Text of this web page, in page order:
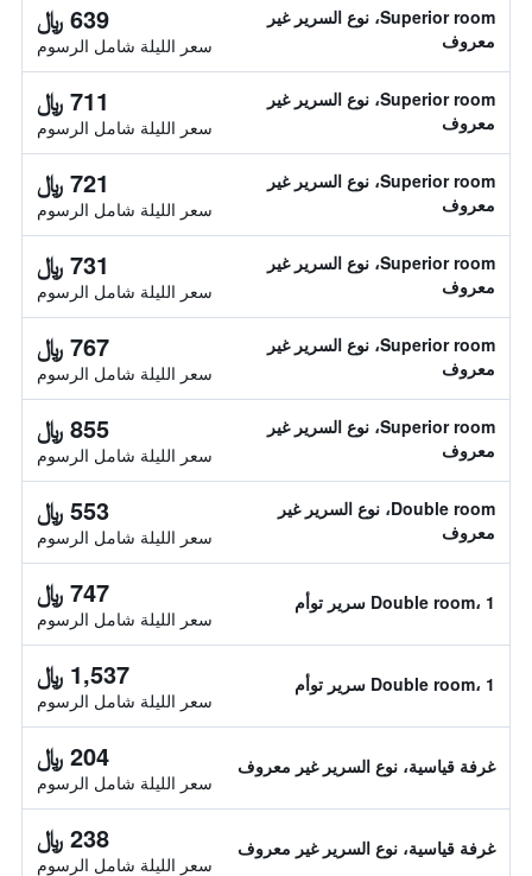
Superior room، نوع السرير غير
معروف
639 ﷼
سعر الليلة شامل الرسوم
Superior room، نوع السرير غير
معروف
711 ﷼
سعر الليلة شامل الرسوم
Superior room، نوع السرير غير
معروف
721 ﷼
سعر الليلة شامل الرسوم
Superior room، نوع السرير غير
معروف
731 ﷼
سعر الليلة شامل الرسوم
Superior room، نوع السرير غير
معروف
767 ﷼
سعر الليلة شامل الرسوم
Superior room، نوع السرير غير
معروف
855 ﷼
سعر الليلة شامل الرسوم
Double room، نوع السرير غير
معروف
553 ﷼
سعر الليلة شامل الرسوم
Double room، 1 سرير توأم 747 ﷼
سعر الليلة شامل الرسوم
Double room، 1 سرير توأم 1,537 ﷼
سعر الليلة شامل الرسوم
غرفة قياسية، نوع السرير غير معروف 204 ﷼
سعر الليلة شامل الرسوم
غرفة قياسية، نوع السرير غير معروف 238 ﷼
سعر الليلة شامل الرسوم